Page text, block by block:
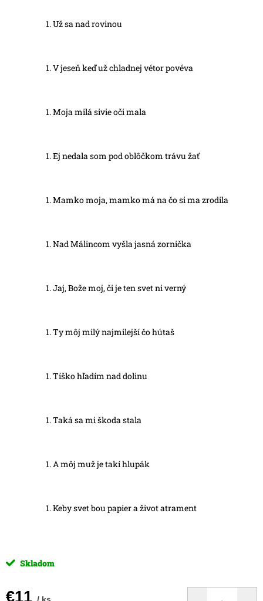
Už sa nad rovinou
V jeseň keď už chladnej vétor povéva
Moja milá sivie oči mala
Ej nedala som pod oblôčkom trávu žať
Mamko moja, mamko má na čo si ma zrodila
Nad Málincom vyšla jasná zornička
Jaj, Bože moj, či je ten svet ni verný
Ty môj milý najmilejší čo hútaš
Tíško hľadím nad dolinu
Taká sa mi škoda stala
A môj muž je takí hlupák
Keby svet bou papier a život atrament
Skladom
€11